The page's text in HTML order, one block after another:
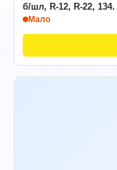
б/шл, R-12, R-22, 134.
Мало